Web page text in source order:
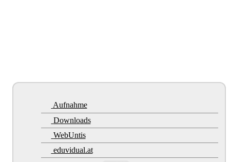
Aufnahme
Downloads
WebUntis
eduvidual.at